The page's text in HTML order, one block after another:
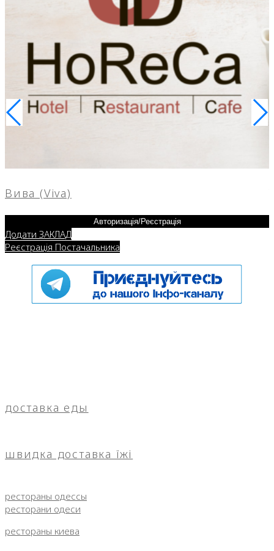
Вива (Viva)
Авторизація/Реєстрація
Додати ЗАКЛАД
Реєстрація Постачальника
доставка еды
швидка доставка їжі
рестораны одессы
ресторани одеси
рестораны киева